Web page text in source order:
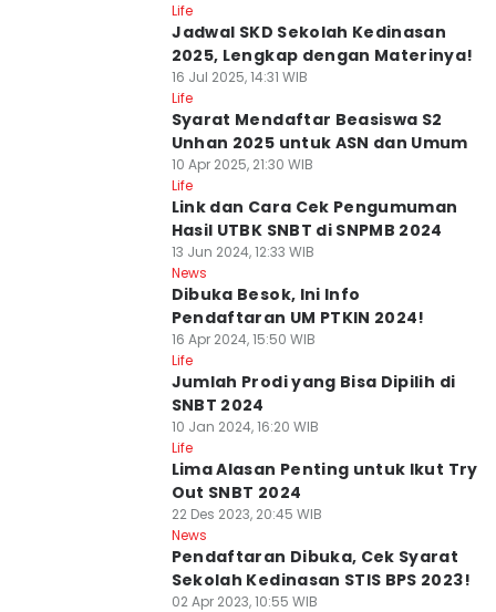
Life
⁠⁠Jadwal SKD Sekolah Kedinasan
2025, Lengkap dengan Materinya!
16 Jul 2025, 14:31 WIB
Life
Syarat Mendaftar Beasiswa S2
Unhan 2025 untuk ASN dan Umum
10 Apr 2025, 21:30 WIB
Life
Link dan Cara Cek Pengumuman
Hasil UTBK SNBT di SNPMB 2024
13 Jun 2024, 12:33 WIB
News
Dibuka Besok, Ini Info
Pendaftaran UM PTKIN 2024!
16 Apr 2024, 15:50 WIB
Life
Jumlah Prodi yang Bisa Dipilih di
SNBT 2024
10 Jan 2024, 16:20 WIB
Life
Lima Alasan Penting untuk Ikut Try
Out SNBT 2024
22 Des 2023, 20:45 WIB
News
Pendaftaran Dibuka, Cek Syarat
Sekolah Kedinasan STIS BPS 2023!
02 Apr 2023, 10:55 WIB